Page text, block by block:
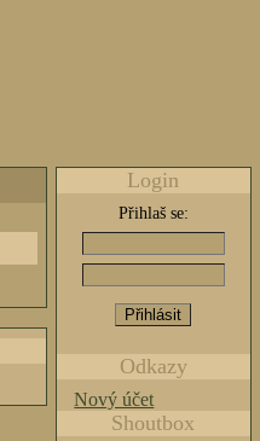
Login
Přihlaš se:
Odkazy
Nový účet
Shoutbox